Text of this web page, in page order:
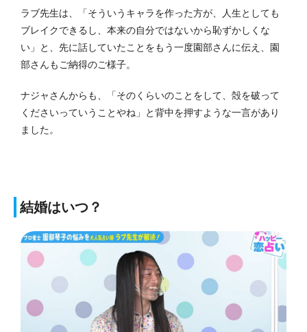
ラブ先生は、「そういうキャラを作った方が、人生としても
ブレイクできるし、本来の自分ではないから恥ずかしくな
い」と、先に話していたことをもう一度園部さんに伝え、園
部さんもご納得のご様子。
ナジャさんからも、「そのくらいのことをして、殻を破って
くださいっていうことやね」と背中を押すような一言があり
ました。
結婚はいつ？